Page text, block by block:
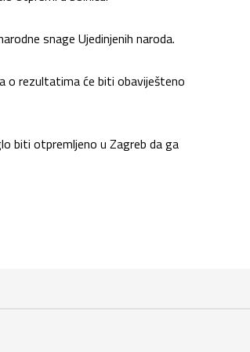
snage Ujedinjenih naroda.
o rezultatima će biti obaviješteno
biti otpremljeno u Zagreb da ga